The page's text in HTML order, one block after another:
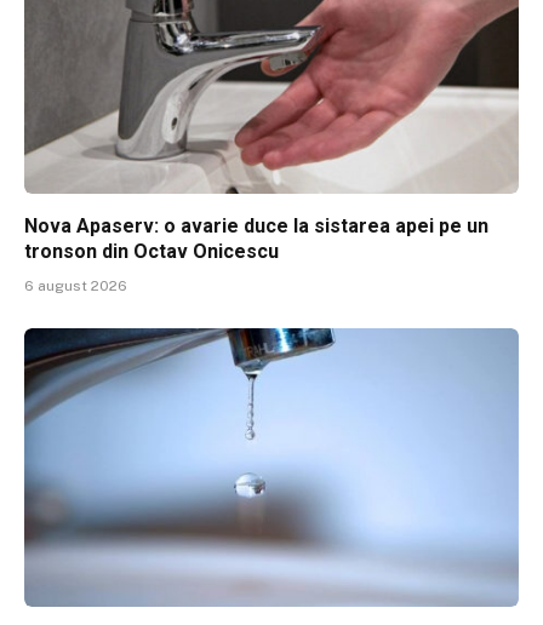
Nova Apaserv: o avarie duce la sistarea apei pe un
tronson din Octav Onicescu
6 august 2026